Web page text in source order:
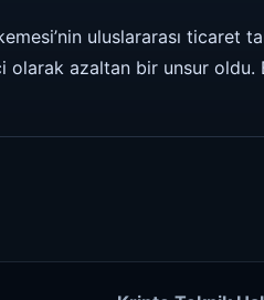
uluslararası ticaret
azaltan bir unsur oldu.